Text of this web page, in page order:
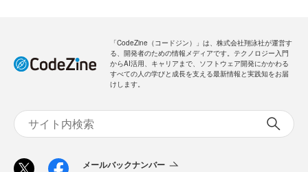
「CodeZine（コードジン）」は、株式会社翔泳社が運営す
る、開発者のための情報メディアです。テクノロジー入門
からAI活用、キャリアまで、ソフトウェア開発にかかわる
すべての人の学びと成長を支える最新情報と実践知をお届
けします。
メールバックナンバー